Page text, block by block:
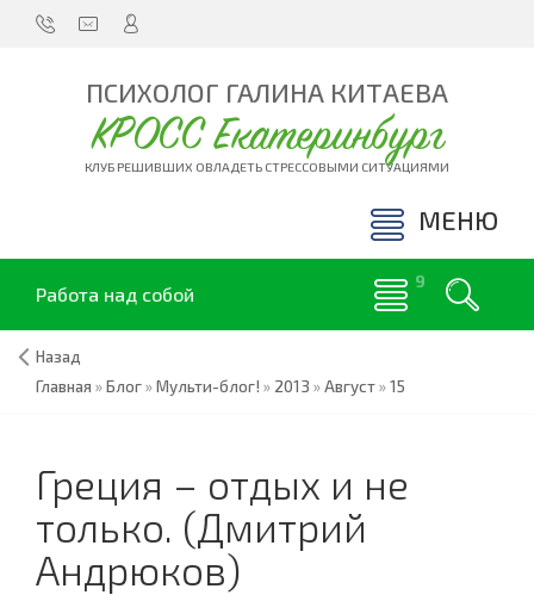
ПСИХОЛОГ ГАЛИНА КИТАЕВА
КРОСС Екатеринбург
КЛУБ РЕШИВШИХ ОВЛАДЕТЬ СТРЕССОВЫМИ СИТУАЦИЯМИ
МЕНЮ
Работа над собой
Назад
Главная »Блог»Мульти-блог! » 2013 »Август»15
Греция – отдых и не
только. (Дмитрий
Андрюков)